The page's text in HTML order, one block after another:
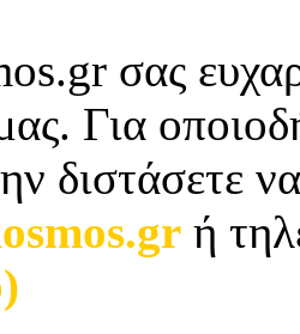
σας
Για
διστάσετε
ή